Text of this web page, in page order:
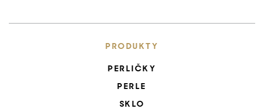
PRODUKTY
PERLIČKY
PERLE
SKLO